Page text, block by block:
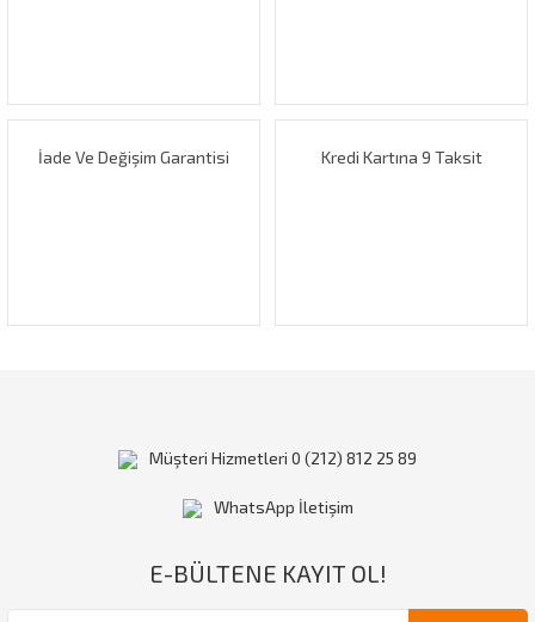
İade Ve Değişim Garantisi Kredi Kartına 9 Taksit
Müşteri Hizmetleri 0 (212) 812 25 89
WhatsApp İletişim
E-BÜLTENE KAYIT OL!